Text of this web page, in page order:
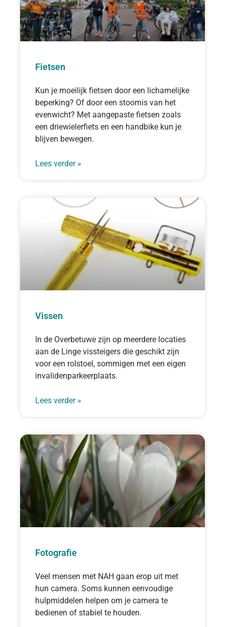
Fietsen
Kun je moeilijk fietsen door een lichamelijke
beperking? Of door een stoornis van het
evenwicht? Met aangepaste fietsen zoals
een driewielerfiets en een handbike kun je
blijven bewegen.
Lees verder »
Vissen
In de Overbetuwe zijn op meerdere locaties
aan de Linge vissteigers die geschikt zijn
voor een rolstoel, sommigen met een eigen
invalidenparkeerplaats.
Lees verder »
Fotografie
Veel mensen met NAH gaan erop uit met
hun camera. Soms kunnen eenvoudige
hulpmiddelen helpen om je camera te
bedienen of stabiel te houden.